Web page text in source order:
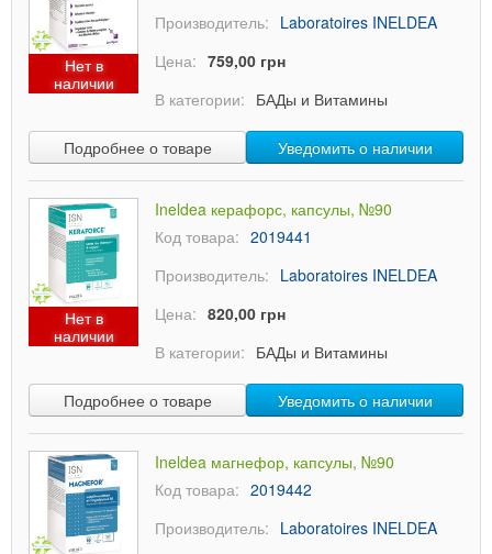
Нет в
наличии
Производитель: Laboratoires INELDEA
Цена: 759,00 грн
В категории: БАДы и Витамины
Подробнее о товаре Уведомить о наличии
Нет в
наличии
Ineldea керафорс, капсулы, №90
Код товара: 2019441
Производитель: Laboratoires INELDEA
Цена: 820,00 грн
В категории: БАДы и Витамины
Подробнее о товаре Уведомить о наличии
Ineldea магнефор, капсулы, №90
Код товара: 2019442
Производитель: Laboratoires INELDEA